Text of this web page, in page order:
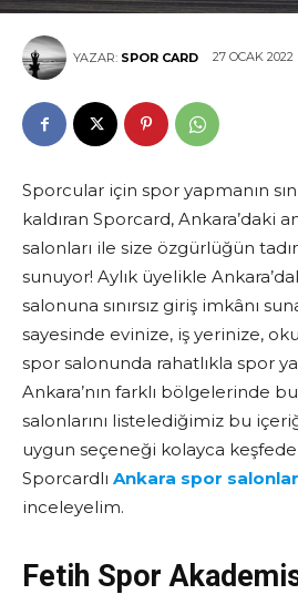
YAZAR: SPOR CARD 27 OCAK 2022
Sporcular için spor yapmanın
kaldıran Sporcard, Ankara’daki
salonları ile size özgürlüğün
sunuyor! Aylık üyelikle
salonuna sınırsız giriş imkânı
sayesinde evinize, iş yerinize,
spor salonunda rahatlıkla spor
Ankara’nın farklı bölgelerinde
salonlarını listelediğimiz bu
uygun seçeneği kolayca
Sporcardlı Ankara spor
inceleyelim.
Fetih Spor